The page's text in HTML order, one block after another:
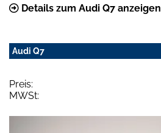
Details zum Audi Q7 anzeigen
Audi Q7
Preis:
MWSt: